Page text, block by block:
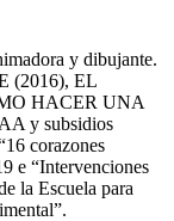
y dibujante.
(2016), EL
HACER UNA
y subsidios
corazones
e “Intervenciones
la Escuela para